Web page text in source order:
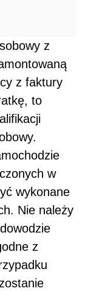
z
z faktury
to
w
wykonane
Nie należy
z